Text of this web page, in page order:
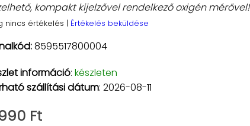
kompakt kijelzővel rendelkező oxigén mérővel!
nincs értékelés | Értékelés beküldése
8595517800004
információ: készleten
szállítási dátum: 2026-08-11
Ft